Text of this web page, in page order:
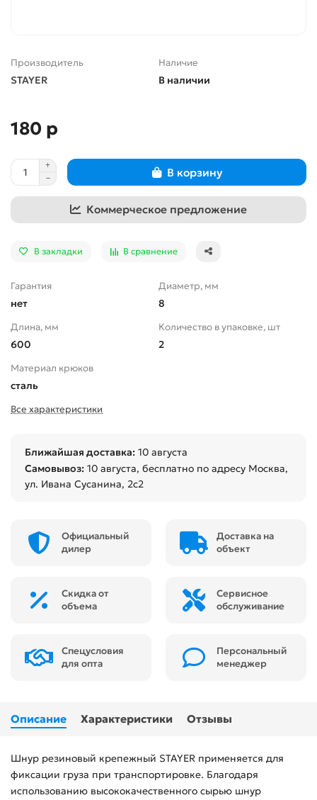
Производитель
STAYER
Наличие
В наличии
180 р
В корзину
Коммерческое предложение
В закладки В сравнение
Гарантия
нет
Диаметр, мм
8
Длина, мм
600
Количество в упаковке, шт
2
Материал крюков
сталь
Все характеристики
Ближайшая доставка: 10 августа
Самовывоз: 10 августа, бесплатно по адресу Москва,
ул. Ивана Сусанина, 2с2
Официальный
дилер
Доставка на
объект
Скидка от
объема
Сервисное
обслуживание
Спецусловия
для опта
Персональный
менеджер
Описание Характеристики Отзывы
Шнур резиновый крепежный STAYER применяется для
фиксации груза при транспортировке. Благодаря
использованию высококачественного сырью шнур